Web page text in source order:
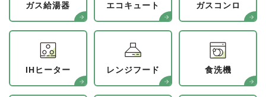
ガス給湯器 エコキュート ガスコンロ
IHヒーター レンジフード 食洗機